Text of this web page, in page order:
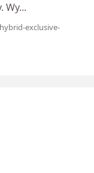
Wy...
exclusive-